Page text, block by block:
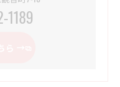
1189